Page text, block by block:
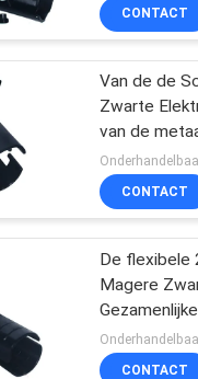
CONTACT
Van de de
Zwarte
van de
Verbinding
CONTACT
De flexibele
Magere
van de
Regelbare
CONTACT